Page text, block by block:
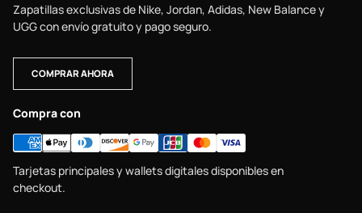
Zapatillas exclusivas de Nike, Jordan, Adidas, New Balance y
UGG con envío gratuito y pago seguro.
COMPRAR AHORA
Compra con
Tarjetas principales y wallets digitales disponibles en
checkout.